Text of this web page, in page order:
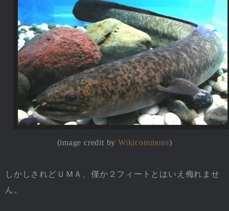
(image credit by Wikicommons)
しかしされどＵＭＡ、僅か２フィートとはいえ侮れませ
ん。